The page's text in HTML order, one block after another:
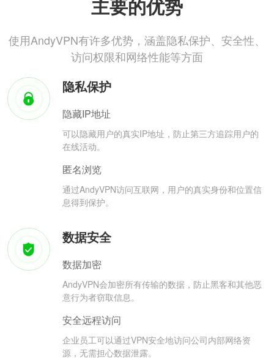
主要的优势
使用AndyVPN有许多优势，涵盖隐私保护、安全性、
访问权限和网络性能等方面
隐私保护
隐藏IP地址
可以隐藏用户的真实IP地址，防止第三方追踪用户的
在线活动。
匿名浏览
通过AndyVPN访问互联网，用户的真实身份和位置信
息得到保护。
数据安全
数据加密
AndyVPN会加密所有传输的数据，防止黑客和其他恶
意行为者窃取信息。
安全远程访问
企业员工可以通过VPN安全地访问公司内部网络资
源，无需担心数据泄露。